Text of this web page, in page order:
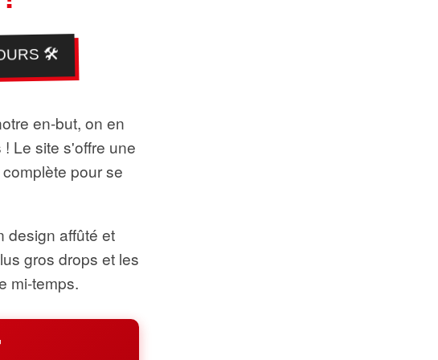
🛠️
en-but, on en
Le site s'offre une
pour se
design affûté et
gros drops et les
mi-temps.